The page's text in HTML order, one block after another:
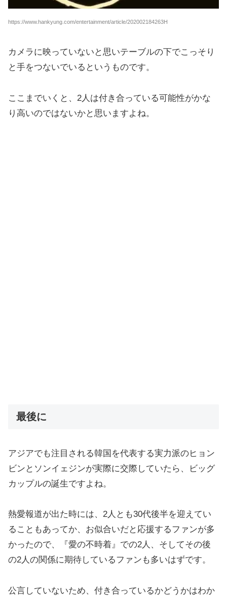
https://www.hankyung.com/entertainment/article/202002184263H
カメラに映っていないと思いテーブルの下でこっそり
と手をつないでいるというものです。
ここまでいくと、2人は付き合っている可能性がかな
り高いのではないかと思いますよね。
最後に
アジアでも注目される韓国を代表する実力派のヒョン
ビンとソンイェジンが実際に交際していたら、ビッグ
カップルの誕生ですよね。
熱愛報道が出た時には、2人とも30代後半を迎えてい
ることもあってか、お似合いだと応援するファンが多
かったので、『愛の不時着』での2人、そしてその後
の2人の関係に期待しているファンも多いはずです。
公言していないため、付き合っているかどうかはわか